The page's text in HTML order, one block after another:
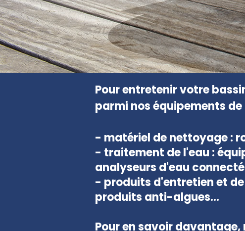
Pour entretenir votre
parmi nos équipements de
- matériel de nettoyage :
- traitement de l'eau :
analyseurs d'eau
- produits d'entretien et
produits anti-algues...
Pour en savoir